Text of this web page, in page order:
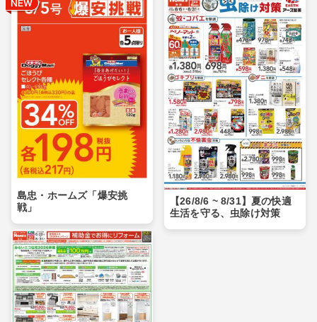
島忠・ホームズ「爆安挑
戦」
【26/8/6 ~ 8/31】夏の快適
生活を守る、虫除け対策